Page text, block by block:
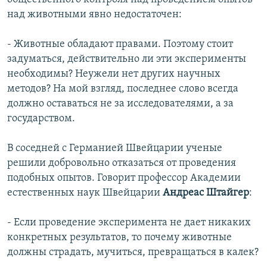
над животными явно недостаточен:
- Животные обладают правами. Поэтому стоит
задуматься, действительно ли эти эксперименты
необходимы? Неужели нет других научных
методов? На мой взгляд, последнее слово всегда
должно оставаться не за исследователями, а за
государством.
В соседней с Германией Швейцарии ученые
решили добровольно отказаться от проведения
подобных опытов. Говорит профессор Академии
естественных наук Швейцарии Андреас Штайгер:
- Если проведение эксперимента не дает никаких
конкретных результатов, то почему животные
должны страдать, мучиться, превращаться в калек?